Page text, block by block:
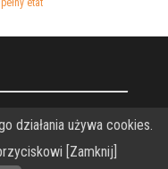
etat
www WordPress
działania używa cookies.
[Zamknij]